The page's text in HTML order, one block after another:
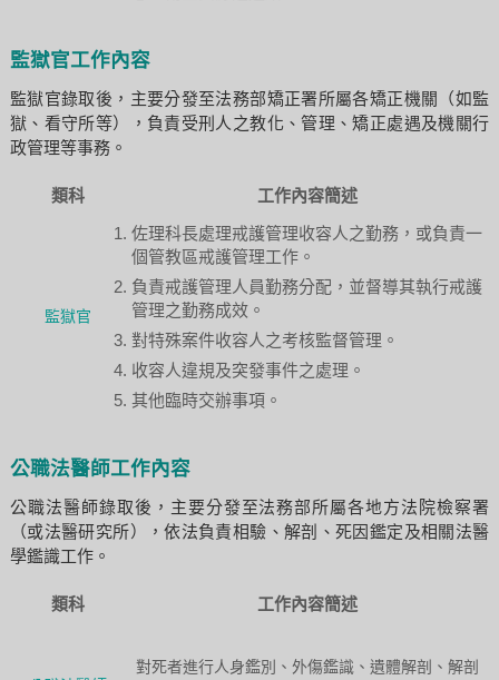
監獄官工作內容
監獄官錄取後，主要分發至法務部矯正署所屬各矯正機關（如監
獄、看守所等），負責受刑人之教化、管理、矯正處遇及機關行
政管理等事務。
類科 工作內容簡述
監獄官
佐理科長處理戒護管理收容人之勤務，或負責一
個管教區戒護管理工作。
負責戒護管理人員勤務分配，並督導其執行戒護
管理之勤務成效。
對特殊案件收容人之考核監督管理。
收容人違規及突發事件之處理。
其他臨時交辦事項。
公職法醫師工作內容
公職法醫師錄取後，主要分發至法務部所屬各地方法院檢察署
（或法醫研究所），依法負責相驗、解剖、死因鑑定及相關法醫
學鑑識工作。
類科 工作內容簡述
對死者進行人身鑑別、外傷鑑識、遺體解剖、解剖